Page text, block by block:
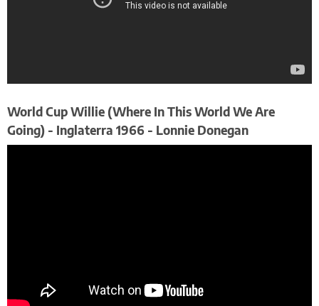
World Cup Willie (Where In This World We Are
Going) - Inglaterra 1966 - Lonnie Donegan​